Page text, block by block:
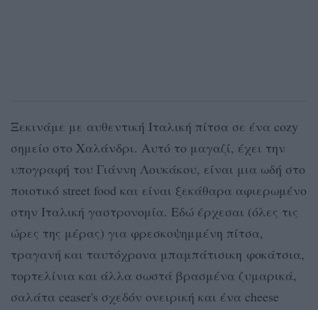
Ξεκινάμε με αυθεντική Ιταλική πίτσα σε ένα cozy
σημείο στο Χαλάνδρι. Αυτό το μαγαζί, έχει την
υπογραφή του Γιάννη Λουκάκου, είναι μια ωδή στο
ποιοτικό street food και είναι ξεκάθαρα αφιερωμένο
στην Ιταλική γαστρονομία. Εδώ έρχεσαι (όλες τις
ώρες της μέρας) για φρεσκοψημμένη πίτσα,
τραγανή και ταυτόχρονα μπαμπάτισικη φοκάτσια,
τορτελίνια και άλλα σωστά βρασμένα ζυμαρικά,
σαλάτα ceaser's σχεδόν ονειρική και ένα cheese